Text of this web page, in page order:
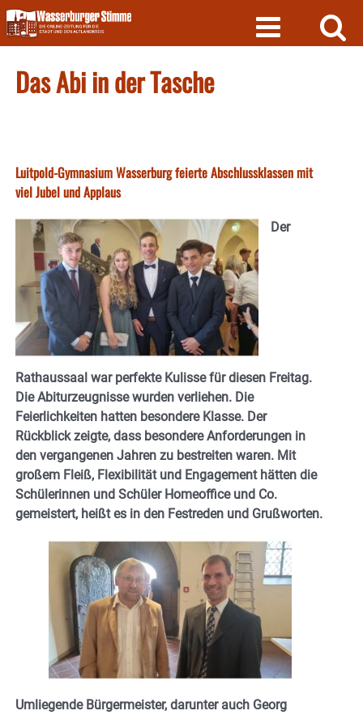
Skip
to
content
Das Abi in der Tasche
Luitpold-Gymnasium Wasserburg feierte Abschlussklassen mit
viel Jubel und Applaus
Der
Rathaussaal war perfekte Kulisse für diesen Freitag.
Die Abiturzeugnisse wurden verliehen. Die
Feierlichkeiten hatten besondere Klasse. Der
Rückblick zeigte, dass besondere Anforderungen in
den vergangenen Jahren zu bestreiten waren. Mit
großem Fleiß, Flexibilität und Engagement hätten die
Schülerinnen und Schüler Homeoffice und Co.
gemeistert, heißt es in den Festreden und Grußworten.
Umliegende Bürgermeister, darunter auch Georg